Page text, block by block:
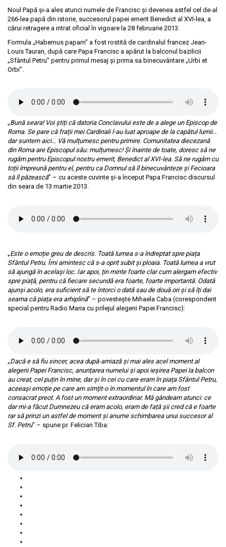
Noul Papă și-a ales atunci numele de Francisc și devenea astfel cel de-al
266-lea papă din istorie, succesorul papei emerit Benedict al XVI-lea, a
cărui retragere a intrat oficial în vigoare la 28 februarie 2013.
Formula „Habemus papam” a fost rostită de cardinalul francez Jean-
Louis Tauran, după care Papa Francisc a apărut la balconul bazilicii
„Sfântul Petru” pentru primul mesaj și prima sa binecuvântare „Urbi et
Orbi”.
„Bună seara! Voi știți că datoria Conclavului este de a alege un Episcop de
Roma. Se pare că frații mei Cardinali l-au luat aproape de la capătul lumii…
dar suntem aici… Vă mulțumesc pentru primire. Comunitatea diecezană
din Roma are Episcopul său: mulțumesc! Și înainte de toate, doresc să ne
rugăm pentru Episcopul nostru emerit, Benedict al XVI-lea. Să ne rugăm cu
toții împreună pentru el, pentru ca Domnul să îl binecuvânteze și Fecioara
să îl păzească” – cu aceste cuvinte și-a început Papa Francisc discursul
din seara de 13 martie 2013.
„Este o emoție greu de descris. Toată lumea s-a îndreptat spre piața
Sfântul Petru. Îmi amintesc că s-a oprit subit și ploaia. Toată lumea a vrut
să ajungă în același loc. Iar apoi, țin minte foarte clar cum alergam efectiv
spre piață, pentru că fiecare secundă era foarte, foarte importantă. Odată
ajunși acolo, era suficient să te întorci o dată sau de două ori și să îți dai
seama că piața era arhiplină” – povestește Mihaela Caba (corespondent
special pentru Radio Maria cu prilejul alegerii Papei Francisc):
„Dacă e să fiu sincer, acea după-amiază și mai ales acel moment al
alegerii Papei Francisc, anunțarea numelui și apoi ieșirea Papei la balcon
au creat, cel puțin în mine, dar și în cei cu care eram în piața Sfântul Petru,
aceeași emoție pe care am simțit-o în momentul în care am fost
consacrat preot. A fost un moment extraordinar. Mă gândeam atunci: ce
dar mi-a făcut Dumnezeu că eram acolo, eram de față șii cred că e foarte
rar să prinzi un astfel de moment și anume schimbarea unui succesor al
Sf. Petru” – spune pr. Felician Tiba: